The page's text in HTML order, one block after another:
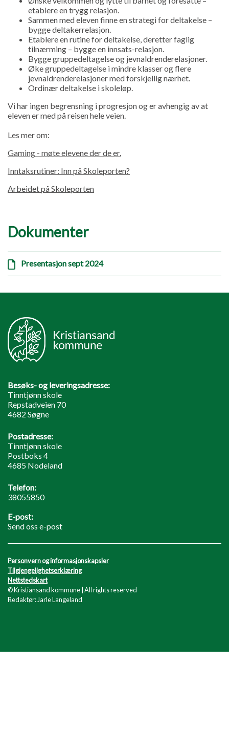
etablere en trygg relasjon.
Sammen med eleven finne en strategi for deltakelse –
bygge deltakerrelasjon.
Etablere en rutine for deltakelse, deretter faglig
tilnærming – bygge en innsats-relasjon.
Bygge gruppedeltagelse og jevnaldrenderelasjoner.
Øke gruppedeltagelse i mindre klasser og flere
jevnaldrenderelasjoner med forskjellig nærhet.
Ordinær deltakelse i skoleløp.
Vi har ingen begrensning i progresjon og er avhengig av at
eleven er med på reisen hele veien.
Les mer om:
Gaming - møte elevene der de er.
Inntaksrutiner: Inn på Skoleporten?
Arbeidet på Skoleporten
Dokumenter
Presentasjon sept 2024
Besøks- og leveringsadresse:
Tinntjønn skole
Repstadveien 70
4682 Søgne
Postadresse:
Tinntjønn skole
Postboks 4
4685 Nodeland
Telefon:
38055850
E-post:
Send oss e-post
Personvern og informasjonskapsler
Tilgjengelighetserklæring
Nettstedskart
© Kristiansand kommune | All rights reserved
Redaktør: Jarle Langeland